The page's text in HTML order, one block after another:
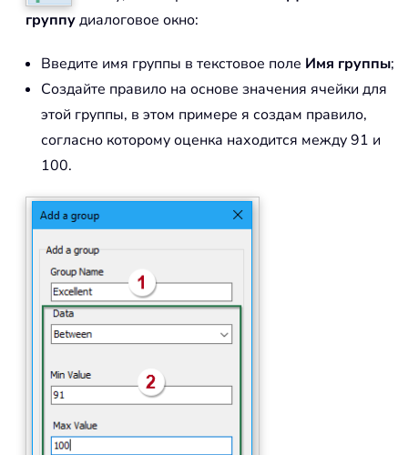
группудиалоговое окно:
Введите имя группы в текстовое поле Имя группы;
Создайте правило на основе значения ячейки для
этой группы, в этом примере я создам правило,
согласно которому оценка находится между 91 и
100.